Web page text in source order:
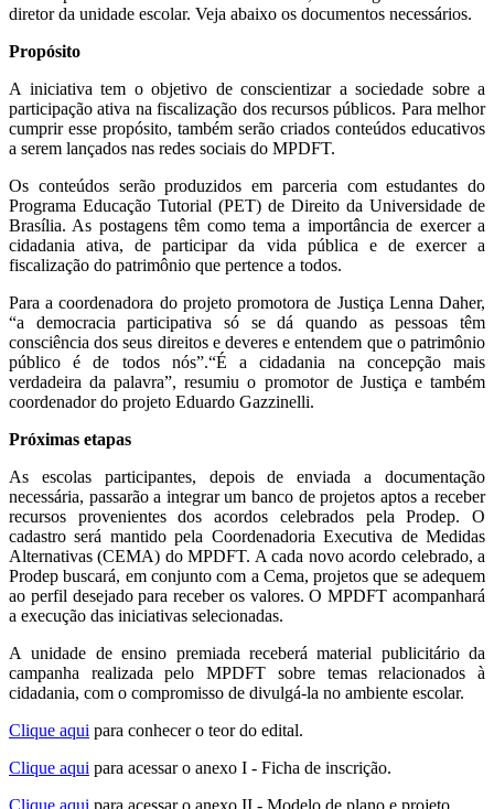
diretor da unidade escolar. Veja abaixo os documentos necessários.
Propósito
A iniciativa tem o objetivo de conscientizar a sociedade sobre a
participação ativa na fiscalização dos recursos públicos. Para melhor
cumprir esse propósito, também serão criados conteúdos educativos
a serem lançados nas redes sociais do MPDFT.
Os conteúdos serão produzidos em parceria com estudantes do
Programa Educação Tutorial (PET) de Direito da Universidade de
Brasília. As postagens têm como tema a importância de exercer a
cidadania ativa, de participar da vida pública e de exercer a
fiscalização do patrimônio que pertence a todos.
Para a coordenadora do projeto promotora de Justiça Lenna Daher,
“a democracia participativa só se dá quando as pessoas têm
consciência dos seus direitos e deveres e entendem que o patrimônio
público é de todos nós”.“É a cidadania na concepção mais
verdadeira da palavra”, resumiu o promotor de Justiça e também
coordenador do projeto Eduardo Gazzinelli.
Próximas etapas
As escolas participantes, depois de enviada a documentação
necessária, passarão a integrar um banco de projetos aptos a receber
recursos provenientes dos acordos celebrados pela Prodep. O
cadastro será mantido pela Coordenadoria Executiva de Medidas
Alternativas (CEMA) do MPDFT. A cada novo acordo celebrado, a
Prodep buscará, em conjunto com a Cema, projetos que se adequem
ao perfil desejado para receber os valores. O MPDFT acompanhará
a execução das iniciativas selecionadas.
A unidade de ensino premiada receberá material publicitário da
campanha realizada pelo MPDFT sobre temas relacionados à
cidadania, com o compromisso de divulgá-la no ambiente escolar.
Clique aqui para conhecer o teor do edital.
Clique aqui para acessar o anexo I - Ficha de inscrição.
Clique aqui para acessar o anexo II - Modelo de plano e projeto.